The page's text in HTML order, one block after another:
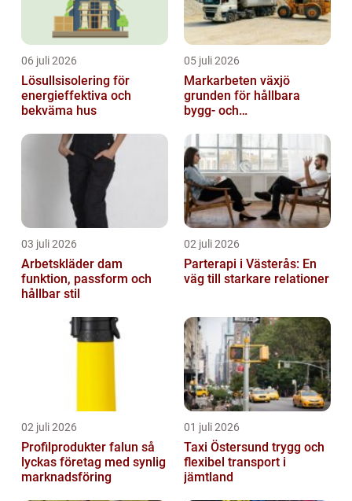
06 juli 2026
Lösullsisolering för
energieffektiva och
bekväma hus
05 juli 2026
Markarbeten växjö
grunden för hållbara
bygg- och
03 juli 2026
Arbetskläder dam
funktion, passform och
hållbar stil
02 juli 2026
Parterapi i Västerås: En
väg till starkare relationer
02 juli 2026
Profilprodukter falun så
lyckas företag med synlig
marknadsföring
01 juli 2026
Taxi Östersund trygg och
flexibel transport i
jämtland